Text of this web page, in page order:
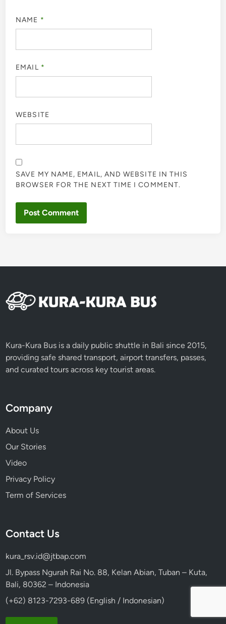
NAME *
EMAIL *
WEBSITE
SAVE MY NAME, EMAIL, AND WEBSITE IN THIS
BROWSER FOR THE NEXT TIME I COMMENT.
Kura-Kura Bus is a daily public shuttle in Bali since 2015,
providing safe shared transport, airport transfers, passes,
and curated tours across key tourist areas.
Company
About Us
Our Stories
Video
Privacy Policy
Term of Services
Contact Us
kura_rsv.id@jtbap.com
Jl. Bypass Ngurah Rai No. 88, Kelan Abian, Tuban – Kuta,
Bali, 80362 – Indonesia
(+62) 8123-7293-689 (English / Indonesian)